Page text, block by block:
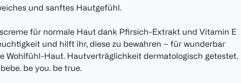
und sanftes Hautgefühl.
für normale Haut dank Pfirsich-Extrakt und Vitamin E
und hilft ihr, diese zu bewahren – für wunderbar
Wohlfühl-Haut. Hautverträglichkeit dermatologisch getestet.
be you. be true.